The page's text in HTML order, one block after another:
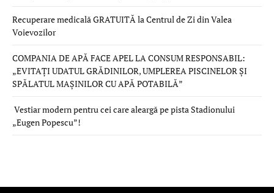
Recuperare medicală GRATUITĂ la Centrul de Zi din Valea
Voievozilor
COMPANIA DE APĂ FACE APEL LA CONSUM RESPONSABIL:
„EVITAȚI UDATUL GRĂDINILOR, UMPLEREA PISCINELOR ȘI
SPĂLATUL MAȘINILOR CU APĂ POTABILĂ”
Vestiar modern pentru cei care aleargă pe pista Stadionului
„Eugen Popescu”!